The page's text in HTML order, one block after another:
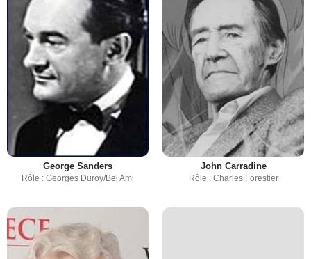
George Sanders
Rôle : Georges Duroy/Bel Ami
John Carradine
Rôle : Charles Forestier